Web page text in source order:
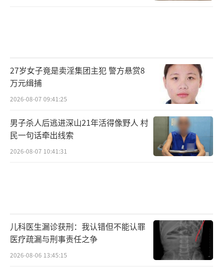
27岁女子竟是卖淫集团主犯 警方悬赏8
万元缉捕
2026-08-07 09:41:25
男子杀人后逃进深山21年活得像野人 村
民一句话牵出线索
2026-08-07 10:41:31
儿科医生漏诊获刑：我认错但不能认罪
医疗疏漏与刑事责任之争
2026-08-06 13:45:15